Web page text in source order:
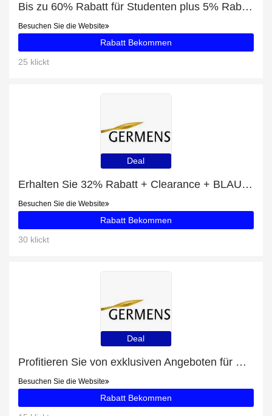
Bis zu 60% Rabatt für Studenten plus 5% Rabatt auf Schutzhelm mit einklappbarem Visier - ONYX
Besuchen Sie die Website
Rabatt Bekommen
25 klickt
Deal
Erhalten Sie 32% Rabatt + Clearance + BLAUE BLUSEN Rabatte
Besuchen Sie die Website
Rabatt Bekommen
30 klickt
Deal
Profitieren Sie von exklusiven Angeboten für ROTE BLUSEN + 52% Rabatt auf Newsletter-Abonnements
Besuchen Sie die Website
Rabatt Bekommen